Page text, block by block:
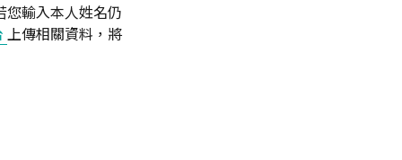
您輸入本人姓名仍
上傳相關資料，將